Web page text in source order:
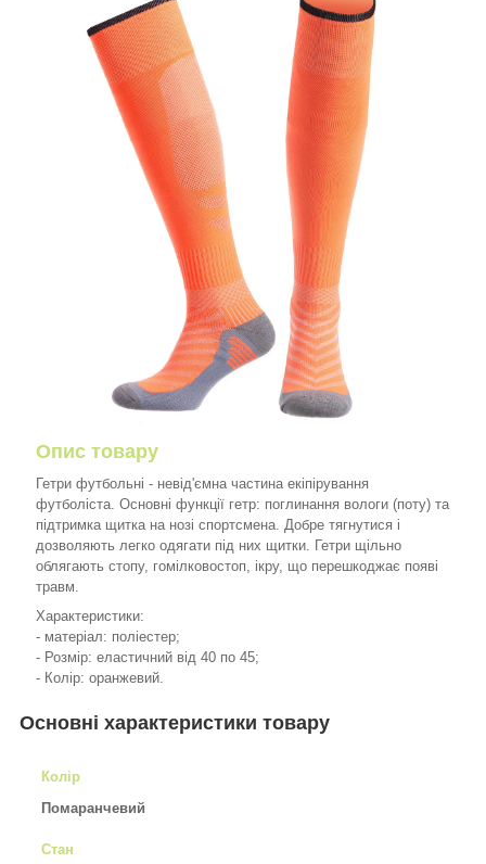
Опис товару
Гетри футбольні - невід'ємна частина екіпірування
футболіста. Основні функції гетр: поглинання вологи (поту) та
підтримка щитка на нозі спортсмена. Добре тягнутися і
дозволяють легко одягати під них щитки. Гетри щільно
облягають стопу, гомілковостоп, ікру, що перешкоджає появі
травм.
Характеристики:
- матеріал: поліестер;
- Розмір: еластичний від 40 по 45;
- Колір: оранжевий.
Основні характеристики товару
Колір
Помаранчевий
Стан